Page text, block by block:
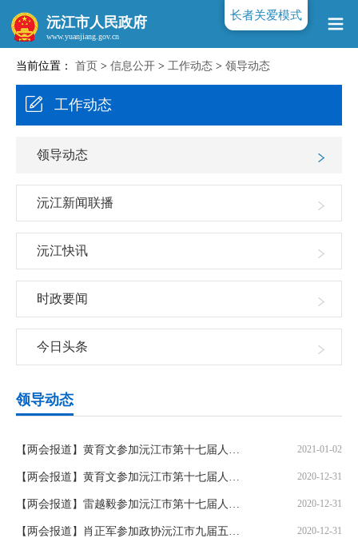
沅江市人民政府
www.yuanjiang.gov.cn
当前位置： 首页 > 信息公开 > 工作动态 > 领导动态
工作动态
领导动态
沅江新闻联播
沅江快讯
时政要闻
今日头条
领导动态
【两会报道】黄育文参加沅江市第十七届人民代表大会第五次会设第四代表团分团讨论 2021-01-02
【两会报道】黄育文参加沅江市第十七届人民代表大会第五次会议第四代表团分团讨论 2020-12-31
【两会报道】雷越毅参加沅江市第十七届人民代表大会第五次会议第三代表团分团讨论 2020-12-31
【两会报道】肖正军参加政协沅江市九届五次会议第五组、第九组分组讨论 2020-12-31
长者关爱模式